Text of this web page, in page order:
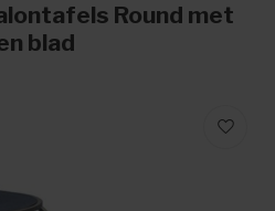
Round met
blad